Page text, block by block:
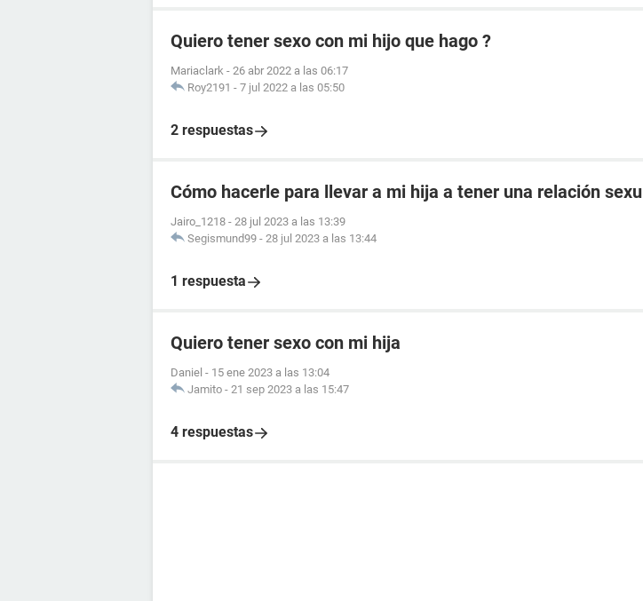
Quiero tener sexo con mi hijo que hago ?
Mariaclark - 26 abr 2022 a las 06:17
Roy2191 - 7 jul 2022 a las 05:50
2 respuestas
Cómo hacerle para llevar a mi hija a tener una relación sexu
Jairo_1218 - 28 jul 2023 a las 13:39
Segismund99 - 28 jul 2023 a las 13:44
1 respuesta
Quiero tener sexo con mi hija
Daniel - 15 ene 2023 a las 13:04
Jamito - 21 sep 2023 a las 15:47
4 respuestas